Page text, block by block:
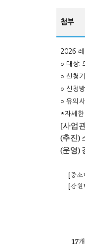
첨부
2026 레
○ 대상:
○ 신청
○ 신청
○ 유의
*자세한
[사업
(추진)
(운영)